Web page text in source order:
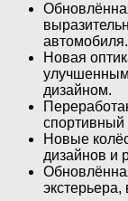
автомобиля.
Новая
дизайном.
спортивный
Новые
дизайнов и